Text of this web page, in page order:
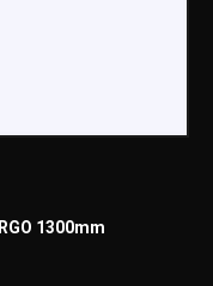
1300mm